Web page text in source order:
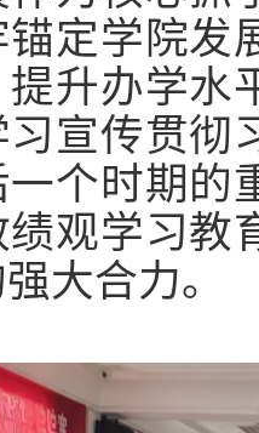
锚定学院发
升办学水
宣传贯彻
一个时期的
观学习教
大合力。